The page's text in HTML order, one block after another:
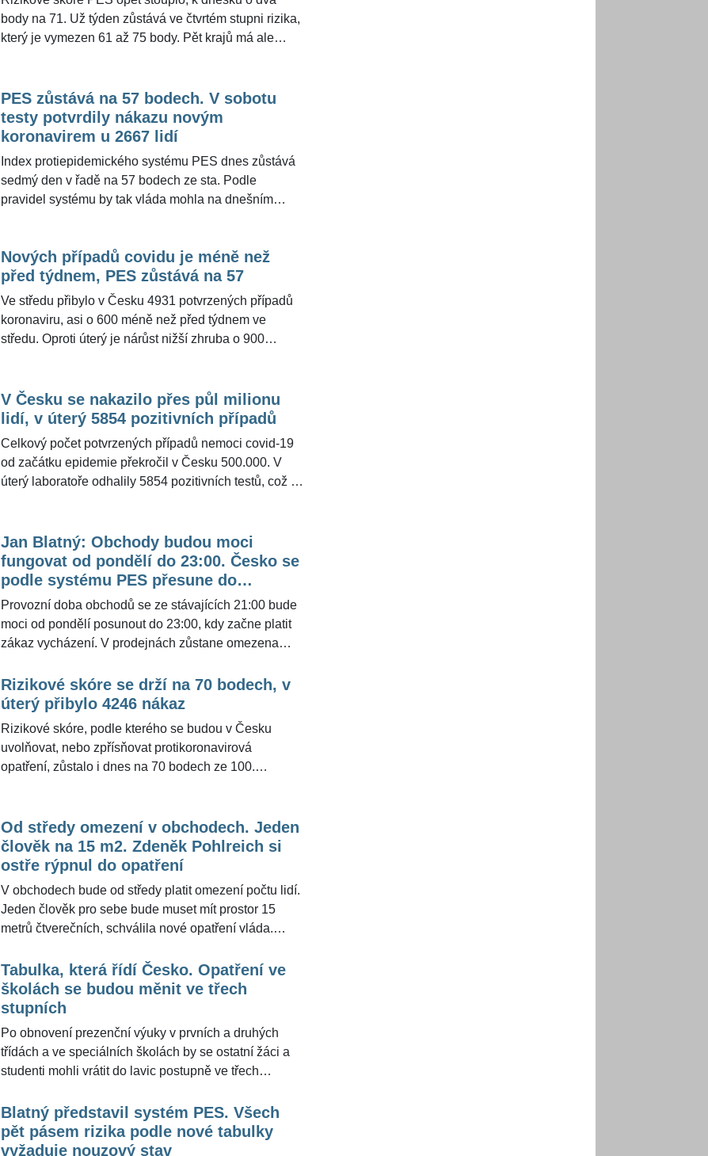
sněmovních voleb v příštím roce jako lídr a kandidát
na premiéra.
body na 71. Už týden zůstává ve čtvrtém stupni rizika,
který je vymezen 61 až 75 body. Pět krajů má ale
případů v seniorské populaci. V sobotu laboratoře v
Česku odhalily 3655 nakažených koronavirem, což je
o víkendovém dni nejvíce od 14. listopadu.
Pozitivních byla čtvrtina testů. Vyplývá to z údajů na
webu ministerstva zdravotnictví.
PES zůstává na 57 bodech. V sobotu
testy potvrdily nákazu novým
koronavirem u 2667 lidí
Index protiepidemického systému PES dnes zůstává
sedmý den v řadě na 57 bodech ze sta. Podle
pravidel systému by tak vláda mohla na dnešním
pohotovosti. Nakonec ale rozhodla, že se tak stane až
ve čtvrtek. Znovuotevřou tak restaurace, obchody i
provozovny služeb, bude zrušeno omezení volného
pohybu osob v nočních hodinách. V sobotu testy
potvrdily nákazu novým koronavirem u 2667 lidí, což
Nových případů covidu je méně než
před týdnem, PES zůstává na 57
Ve středu přibylo v Česku 4931 potvrzených případů
koronaviru, asi o 600 méně než před týdnem ve
středu. Oproti úterý je nárůst nižší zhruba o 900
středu dnes ministerstvo zveřejnilo kvůli technickým
problémům až krátce před 08:00, obvykle jsou data
aktualizována kolem 01:00 v noci. Skóre PES dnes
zůstalo na 57 bodech, ve třetím z pěti stupňů
pohotovosti je čtvrtý den. Takzvané reprodukční číslo,
které skóre mimo jiná kritéria zahrnuje, ale stouplo na
znamenalo návrat do čtvrtého stupně.
V Česku se nakazilo přes půl milionu
lidí, v úterý 5854 pozitivních případů
Celkový počet potvrzených případů nemoci covid-19
od začátku epidemie překročil v Česku 500.000. V
úterý laboratoře odhalily 5854 pozitivních testů, což je
pondělí je denní nárůst vyšší zhruba o 1500 případů.
S nemocí se v současnosti potýká 78.203 lidí,
zemřelých s covidem je 7499. Skóre v
protiepidemickém systému PES zůstalo dnes na 57
bodech, třetí den je tak ve třetím z pěti stupňů
pohotovosti. Vyplývá to z aktualizovaných údajů na
webu ministerstva zdravotnictví.
Jan Blatný: Obchody budou moci
fungovat od pondělí do 23:00. Česko se
podle systému PES přesune do
»čtyřky«
Provozní doba obchodů se ze stávajících 21:00 bude
moci od pondělí posunout do 23:00, kdy začne platit
zákaz vycházení. V prodejnách zůstane omezena
Rizikové skóre se drží na 70 bodech, v
úterý přibylo 4246 nákaz
Rizikové skóre, podle kterého se budou v Česku
uvolňovat, nebo zpřísňovat protikoronavirová
opatření, zůstalo i dnes na 70 bodech ze 100.
udrží pod 75. Ve sváteční úterý přibylo v zemi 4246
potvrzených nákaz koronavirem. Je to o 1163 méně
než v pondělí a polovina počtu z úterý minulého
V porovnání se sobotou je počet o 48 vyšší. Vyplývá
to z aktuálních informací na webu ministerstva
Od středy omezení v obchodech. Jeden
člověk na 15 m2. Zdeněk Pohlreich si
ostře rýpnul do opatření
V obchodech bude od středy platit omezení počtu lidí.
Jeden člověk pro sebe bude muset mít prostor 15
metrů čtverečních, schválila nové opatření vláda.
systému nazvaný »PES«. Redakce ŽivotvČesku.cz
oslovila šéfkuchaře Zdeňka Pohlreicha (63), co na
opatření říká. "Už si o tom nemyslím nic. Mám pocit
vytáhl," popsal vyhlášený mistr kuchyně.
Tabulka, která řídí Česko. Opatření ve
školách se budou měnit ve třech
stupních
Po obnovení prezenční výuky v prvních a druhých
třídách a ve speciálních školách by se ostatní žáci a
studenti mohli vrátit do lavic postupně ve třech
zlepšení epidemie na čtvrtou úroveň z pěti by se do
škol mohl vrátit zbytek prvního stupně a na druhém
stupni by se třídy po týdnech střídaly. Při třetí úrovni by
Blatný představil systém PES. Všech
pět pásem rizika podle nové tabulky
vyžaduje nouzový stav